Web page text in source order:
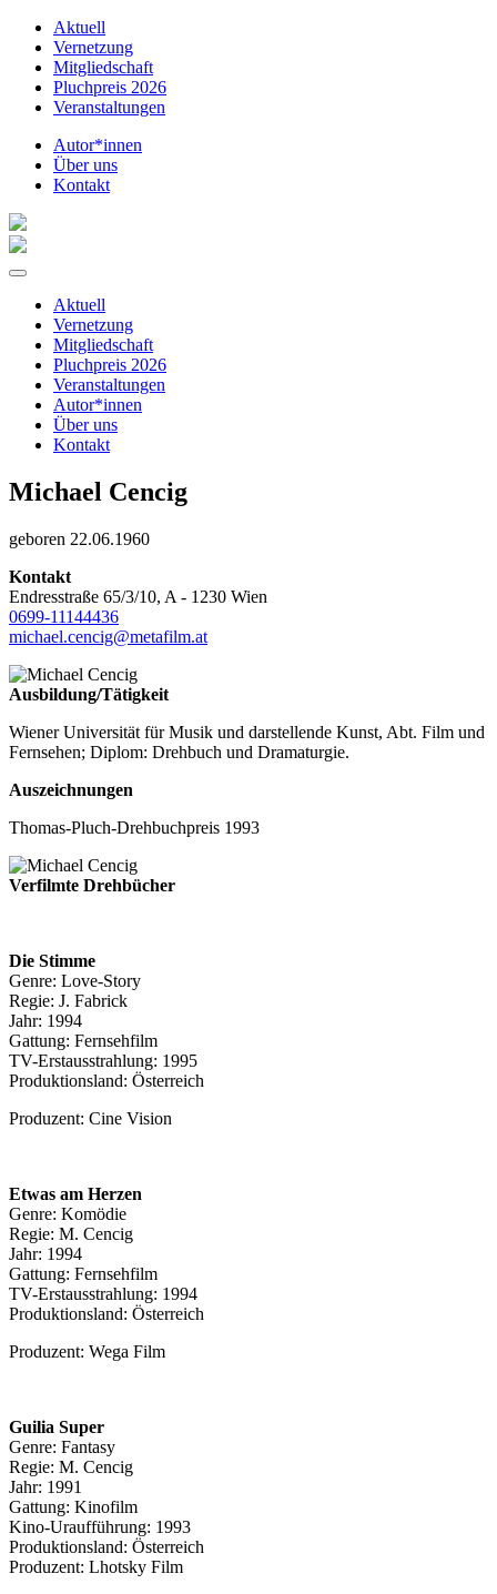
Aktuell
Vernetzung
Mitgliedschaft
Pluchpreis 2026
Veranstaltungen
Autor*innen
Über uns
Kontakt
Aktuell
Vernetzung
Mitgliedschaft
Pluchpreis 2026
Veranstaltungen
Autor*innen
Über uns
Kontakt
Michael Cencig
geboren 22.06.1960
Kontakt
Endresstraße 65/3/10, A - 1230 Wien
0699-11144436
michael.cencig@metafilm.at
Ausbildung/Tätigkeit
Wiener Universität für Musik und darstellende Kunst, Abt. Film und
Fernsehen; Diplom: Drehbuch und Dramaturgie.
Auszeichnungen
Thomas-Pluch-Drehbuchpreis 1993
Verfilmte Drehbücher
Die Stimme
Genre: Love-Story
Regie: J. Fabrick
Jahr: 1994
Gattung: Fernsehfilm
TV-Erstausstrahlung: 1995
Produktionsland: Österreich
Produzent: Cine Vision
Etwas am Herzen
Genre: Komödie
Regie: M. Cencig
Jahr: 1994
Gattung: Fernsehfilm
TV-Erstausstrahlung: 1994
Produktionsland: Österreich
Produzent: Wega Film
Guilia Super
Genre: Fantasy
Regie: M. Cencig
Jahr: 1991
Gattung: Kinofilm
Kino-Uraufführung: 1993
Produktionsland: Österreich
Produzent: Lhotsky Film